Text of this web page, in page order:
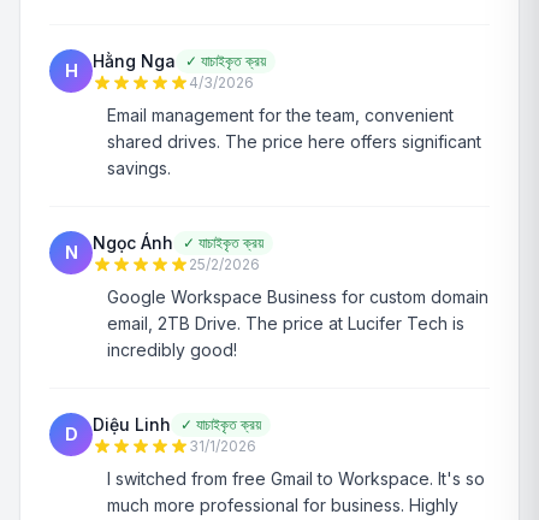
H Hằng Nga ✓ যাচাইকৃত ক্রয়
4/3/2026
Email management for the team, convenient
shared drives. The price here offers significant
savings.
N Ngọc Ánh ✓ যাচাইকৃত ক্রয়
25/2/2026
Google Workspace Business for custom domain
email, 2TB Drive. The price at Lucifer Tech is
incredibly good!
D Diệu Linh ✓ যাচাইকৃত ক্রয়
31/1/2026
I switched from free Gmail to Workspace. It's so
much more professional for business. Highly